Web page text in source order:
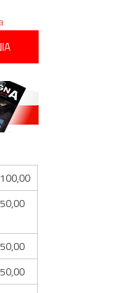
100,00
50,00
50,00
50,00